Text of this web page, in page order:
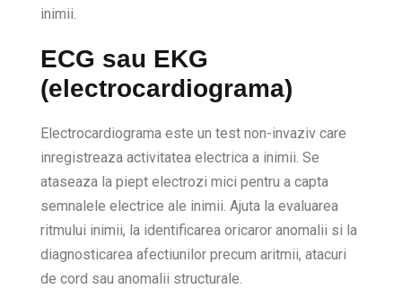
inimii.
ECG sau EKG
(electrocardiograma)
Electrocardiograma este un test non-invaziv care
inregistreaza activitatea electrica a inimii. Se
ataseaza la piept electrozi mici pentru a capta
semnalele electrice ale inimii. Ajuta la evaluarea
ritmului inimii, la identificarea oricaror anomalii si la
diagnosticarea afectiunilor precum aritmii, atacuri
de cord sau anomalii structurale.